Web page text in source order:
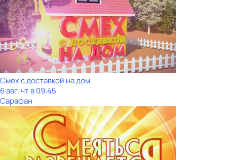
Смех с доставкой на дом
6 авг, чт в 09:45
Сарафан